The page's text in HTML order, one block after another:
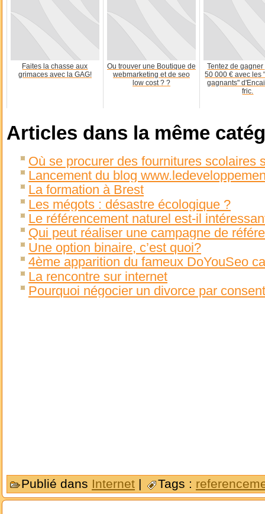
Faites la chasse aux
grimaces avec la GAG!
Ou trouver une Boutique de
webmarketing et de seo
low cost ? ?
Tentez de
50 000 € avec les
gagnants"
fric.
Articles dans la même
Où se procurer des fournitures scolaires
Lancement du blog
La formation à Brest
Les mégots : désastre écologique ?
Le référencement naturel est-il
Qui peut réaliser une campagne de
Une option binaire, c’est quoi?
4ème apparition du fameux DoYouSeo
La rencontre sur internet
Pourquoi négocier un divorce par
Publié dans Internet | Tags :